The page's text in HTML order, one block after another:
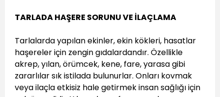
TARLADA HAŞERE SORUNU VE İLAÇLAMA
Tarlalarda yapılan ekinler, ekin kökleri, hasatlar
haşereler için zengin gıdalardandır. Özellikle
akrep, yılan, örümcek, kene, fare, yarasa gibi
zararlılar sık istilada bulunurlar. Onları kovmak
veya ilaçla etkisiz hale getirmek insan sağlığı için